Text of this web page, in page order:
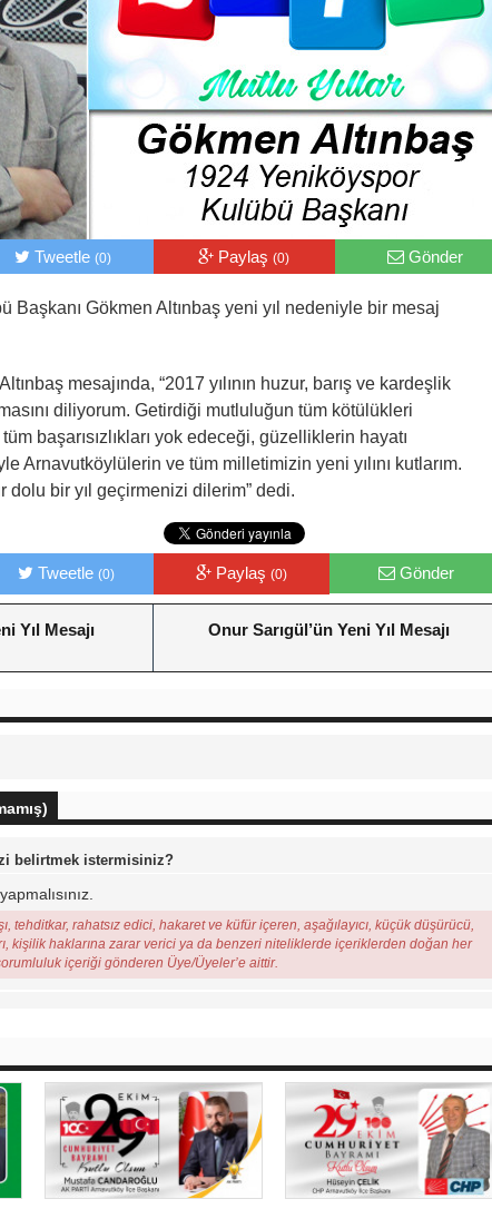
Tweetle(0) Paylaş(0) Gönder
Başkanı Gökmen Altınbaş yeni yıl nedeniyle bir mesaj
mesajında, “2017 yılının huzur, barış ve kardeşlik
diliyorum. Getirdiği mutluluğun tüm kötülükleri
başarısızlıkları yok edeceği, güzelliklerin hayatı
Arnavutköylülerin ve tüm milletimizin yeni yılını kutlarım.
dolu bir yıl geçirmenizi dilerim” dedi.
Tweetle (0) Paylaş (0) Gönder
Yıl Mesajı Onur Sarıgül’ün Yeni Yıl Mesajı
belirtmek istermisiniz?
yapmalısınız.
tehditkar, rahatsız edici, hakaret ve küfür içeren, aşağılayıcı, küçük düşürücü,
kişilik haklarına zarar verici ya da benzeri niteliklerde içeriklerden doğan her
içeriği gönderen Üye/Üyeler’e aittir.